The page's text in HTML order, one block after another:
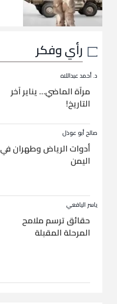
رأي وفكر
د. أحمد عبداللاه
مرآة الماضي… يناير آخر
التاريخ!
صالح أبو عوذل
أدوات الرياض وطهران في
اليمن
ياسر اليافعي
حقائق ترسم ملامح
المرحلة المقبلة